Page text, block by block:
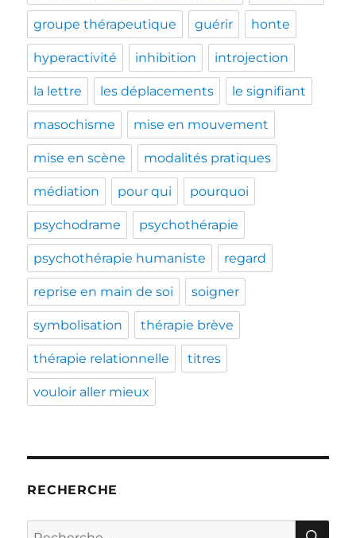
groupe thérapeutique guérir honte
hyperactivité inhibition introjection
la lettre les déplacements le signifiant
masochisme mise en mouvement
mise en scène modalités pratiques
médiation pour qui pourquoi
psychodrame psychothérapie
psychothérapie humaniste regard
reprise en main de soi soigner
symbolisation thérapie brève
thérapie relationnelle titres
vouloir aller mieux
RECHERCHE
Recherche